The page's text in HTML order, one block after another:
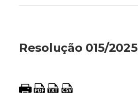
Resolução 015/2025